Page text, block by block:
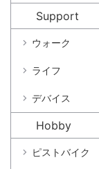
Support
ウォーク
ライフ
デバイス
Hobby
ピストバイク